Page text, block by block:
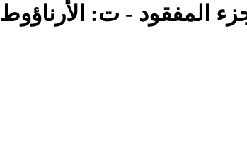
المفقود - ت: الأرناؤوط